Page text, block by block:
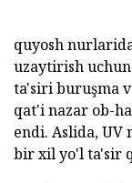
quyosh
uzaytirish
ta'siri buruşma
qat'i nazar ob-
endi. Aslida,
bir xil yo'l ta'sir